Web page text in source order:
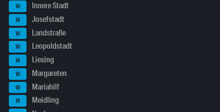
W Innere Stadt
W Josefstadt
W Landstraße
W Leopoldstadt
W Liesing
W Margareten
W Mariahilf
W Meidling